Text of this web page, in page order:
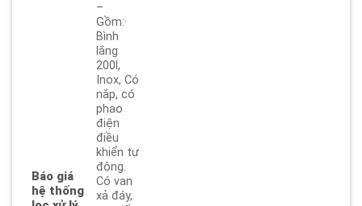
Báo giá
hệ thống
–
Gồm:·
Bình
lắng
200l,
Inox, Có
nắp, có
phao
điện
điều
khiển tự
động.
Có van
xả đáy,